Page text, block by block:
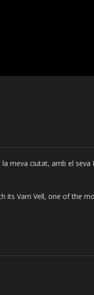
meva ciutat, amb el
its Varri Vell, one of the